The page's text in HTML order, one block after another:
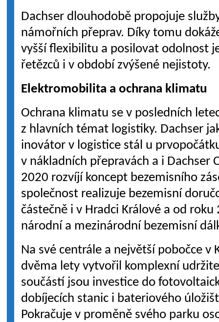
Dachser dlouhodobě propojuje
námořních přeprav. Díky tomu
vyšší flexibilitu a posilovat odolnost
řetězců i v období zvýšené nejistoty.
Elektromobilita a ochrana klimatu
Ochrana klimatu se v posledních
z hlavních témat logistiky. Dachser
inovátor v logistice stál u
v nákladních přepravách a i Dachser
2020 rozvíjí koncept bezemisního
společnost realizuje bezemisní
částečně i v Hradci Králové a od
národní a mezinárodní bezemisní
Na své centrále a největší pobočce v
dvěma lety vytvořil komplexní
součástí jsou investice do
dobíjecích stanic i bateriového
Pokračuje v proměně svého parku